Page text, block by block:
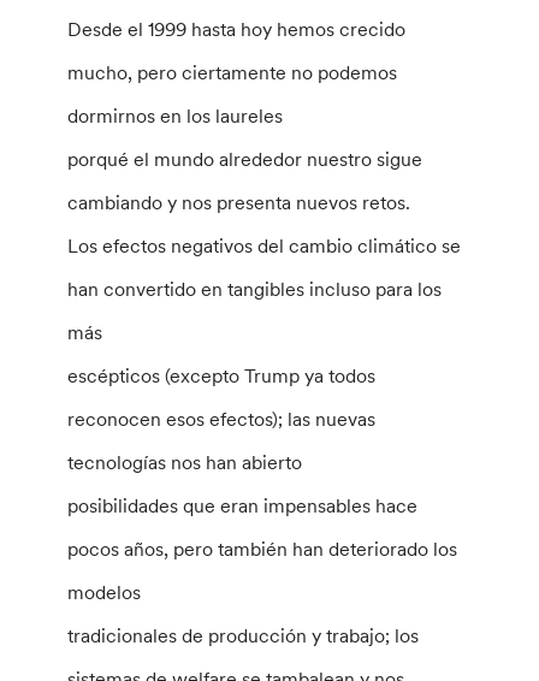
Desde el 1999 hasta hoy hemos crecido
mucho, pero ciertamente no podemos
dormirnos en los laureles
porqué el mundo alrededor nuestro sigue
cambiando y nos presenta nuevos retos.
Los efectos negativos del cambio climático se
han convertido en tangibles incluso para los
más
escépticos (excepto Trump ya todos
reconocen esos efectos); las nuevas
tecnologías nos han abierto
posibilidades que eran impensables hace
pocos años, pero también han deteriorado los
modelos
tradicionales de producción y trabajo; los